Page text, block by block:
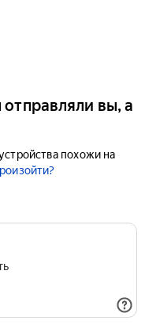
вы, а
похожи на